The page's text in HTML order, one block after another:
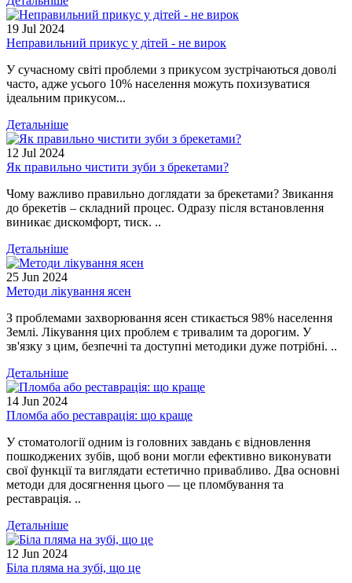
19 Jul 2024
Неправильний прикус у дітей - не вирок
У сучасному світі проблеми з прикусом зустрічаються доволі
часто, адже усього 10% населення можуть похизуватися
ідеальним прикусом...
Детальніше
12 Jul 2024
Як правильно чистити зуби з брекетами?
Чому важливо правильно доглядати за брекетами? Звикання
до брекетів – складний процес. Одразу після встановлення
виникає дискомфорт, тиск. ..
Детальніше
25 Jun 2024
Методи лікування ясен
З проблемами захворювання ясен стикається 98% населення
Землі. Лікування цих проблем є тривалим та дорогим. У
зв'язку з цим, безпечні та доступні методики дуже потрібні. ..
Детальніше
14 Jun 2024
Пломба або реставрація: що краще
У стоматології одним із головних завдань є відновлення
пошкоджених зубів, щоб вони могли ефективно виконувати
свої функції та виглядати естетично привабливо. Два основні
методи для досягнення цього — це пломбування та
реставрація. ..
Детальніше
12 Jun 2024
Біла пляма на зубі, що це